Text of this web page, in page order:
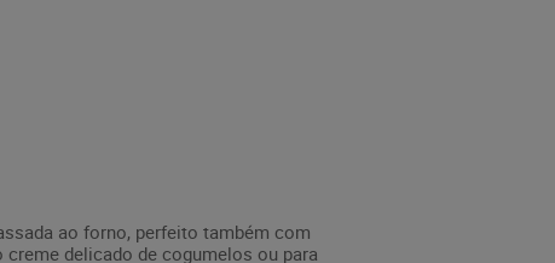
ao forno, perfeito também com
delicado de cogumelos ou para